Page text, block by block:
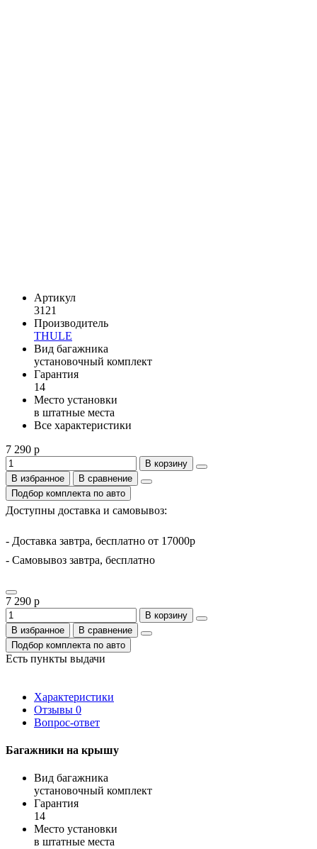
Артикул
3121
Производитель
THULE
Вид багажника
установочный комплект
Гарантия
14
Место установки
в штатные места
Все характеристики
7 290 р
В корзину
В избранное
В сравнение
Подбор комплекта по авто
Доступны доставка и самовывоз:
- Доставка завтра, бесплатно от 17000р
- Самовывоз завтра, бесплатно
7 290 р
В корзину
В избранное
В сравнение
Подбор комплекта по авто
Есть пункты выдачи
Характеристики
Отзывы 0
Вопрос-ответ
Багажники на крышу
Вид багажника
установочный комплект
Гарантия
14
Место установки
в штатные места